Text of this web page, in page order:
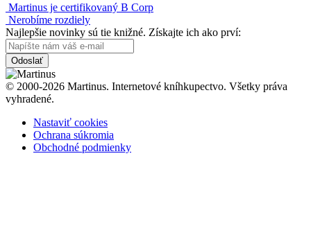
Martinus je certifikovaný B Corp
Nerobíme rozdiely
Najlepšie novinky sú tie knižné. Získajte ich ako prví:
Odoslať
© 2000-2026 Martinus. Internetové kníhkupectvo. Všetky práva
vyhradené.
Nastaviť cookies
Ochrana súkromia
Obchodné podmienky